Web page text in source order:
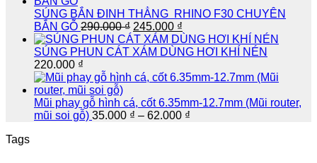
SÚNG BẮN ĐINH THẲNG RHINO F30 CHUYÊN
BẮN GỖ 290.000₫ Giá
gốc
là:
245.000 ₫
hiện
tại
245.000 ₫.
SÚNG PHUN CÁT XÁM DÙNG HƠI KHÍ NÉN
220.000 ₫
Mũi phay gỗ hình cá, cốt 6.35mm-12.7mm (Mũi router,
mũi soi gỗ) 35.000 ₫ – 62.000 ₫
Tags